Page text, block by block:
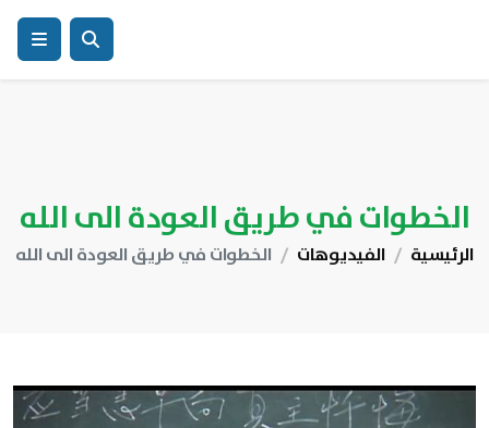
الخطوات في طريق العودة الى الله
الرئيسية الفيديوهات الخطوات في طريق العودة الى الله